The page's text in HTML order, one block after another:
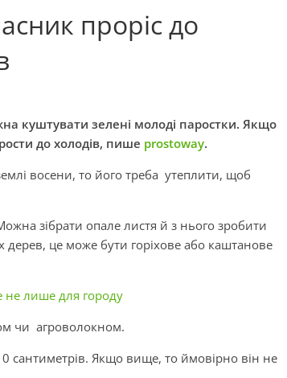
проріс до
куштувати зелені молоді паростки. Якщо
до холодів, пише prostoway.
восени, то його треба утеплити, щоб
зібрати опале листя й з нього зробити
це може бути горіхове або каштанове
не лише для городу
чи агроволокном.
сантиметрів. Якщо вище, то ймовірно він не